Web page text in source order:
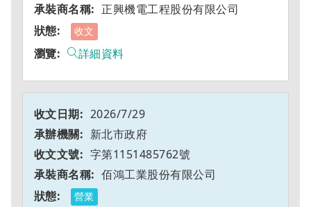
正興機電工程股份有限公司
收文
詳細資料
2026/7/29
新北市政府
字第1151485762號
佰鴻工業股份有限公司
營業